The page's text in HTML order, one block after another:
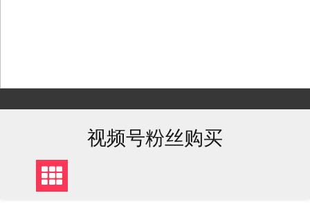
to
视频号粉丝购买